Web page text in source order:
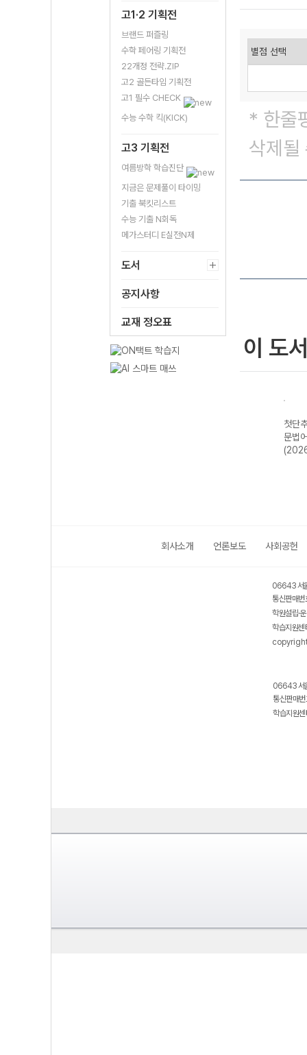
고1·2 기획전
브랜드 퍼즐링
수학 페어링 기획전
22개정 전략.ZIP
고2 골든타임 기획전
고1 필수 CHECK
수능 수학 킥(KICK)
고3 기획전
여름방학 학습진단
지금은 문제풀이 타이밍
기출 북킷리스트
수능 기출 N회독
메가스터디 E실전N제
도서
공지사항
교재 정오표
* 한줄
삭제될
이 도
첫단
문법
회사소개 언론보도 사회공헌
06643 서
통신판매
학원설립·
학습지원
06643 서
통신판매
학습지원